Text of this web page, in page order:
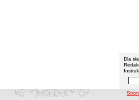
Menu
Dla